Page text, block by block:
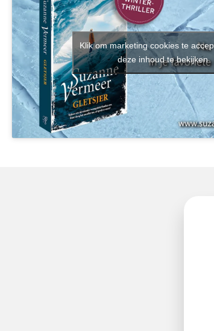
Klik om marketing cookies te
deze inhoud te bekijken